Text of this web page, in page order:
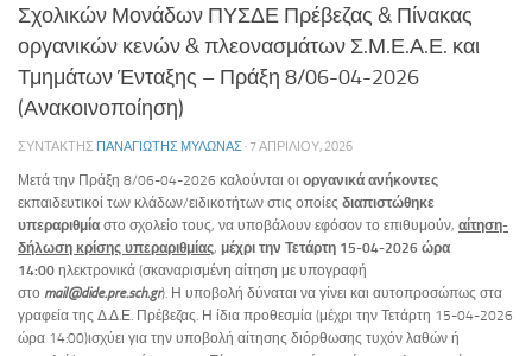
Σχολικών Μονάδων ΠΥΣΔΕ Πρέβεζας & Πίνακας
οργανικών κενών & πλεονασμάτων Σ.Μ.Ε.Α.Ε. και
Τμημάτων Ένταξης – Πράξη 8/06-04-2026
(Ανακοινοποίηση)
ΣΥΝΤΆΚΤΗΣ ΠΑΝΑΓΙΏΤΗΣ ΜΥΛΩΝΆΣ · 7 ΑΠΡΙΛΊΟΥ, 2026
Μετά την Πράξη 8/06-04-2026 καλούνται οι οργανικά ανήκοντες
εκπαιδευτικοί των κλάδων/ειδικοτήτων στις οποίες διαπιστώθηκε
υπεραριθμία στο σχολείο τους, να υποβάλουν εφόσον το επιθυμούν, αίτηση-
δήλωση κρίσης υπεραριθμίας, μέχρι την Τετάρτη 15-04-2026 ώρα
14:00 ηλεκτρονικά (σκαναρισμένη αίτηση με υπογραφή
στο mail@dide.pre.sch.gr). Η υποβολή δύναται να γίνει και αυτοπροσώπως στα
γραφεία της Δ.Δ.Ε. Πρέβεζας. Η ίδια προθεσμία (μέχρι την Τετάρτη 15-04-2026
ώρα 14:00)ισχύει για την υποβολή αίτησης διόρθωσης τυχόν λαθών ή